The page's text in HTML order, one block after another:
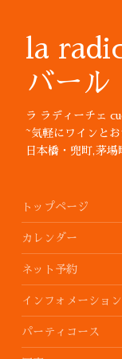
la
バール
ラ ラディーチェ
~気軽にワインと
日本橋・兜町,茅
トップページ
カレンダー
ネット予約
インフォメーション
パーティコース